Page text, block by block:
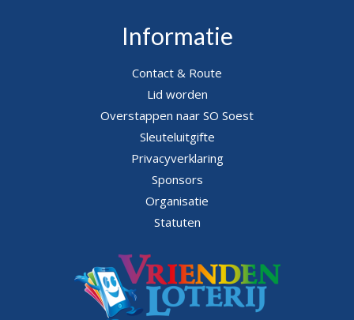
Informatie
Contact & Route
Lid worden
Overstappen naar SO Soest
Sleuteluitgifte
Privacyverklaring
Sponsors
Organisatie
Statuten